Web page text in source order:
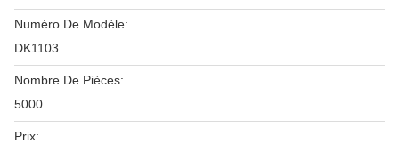
Numéro De Modèle:
DK1103
Nombre De Pièces:
5000
Prix: